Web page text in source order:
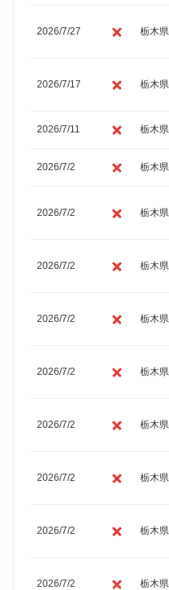
2026/7/27 栃木県
2026/7/17 栃木県
2026/7/11 栃木県
2026/7/2 栃木県
2026/7/2 栃木県
2026/7/2 栃木県
2026/7/2 栃木県
2026/7/2 栃木県
2026/7/2 栃木県
2026/7/2 栃木県
2026/7/2 栃木県
2026/7/2 栃木県